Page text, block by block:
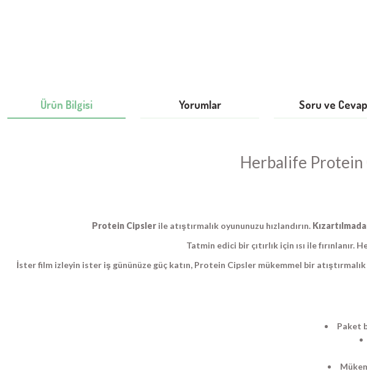
Ürün Bilgisi Yorumlar Soru ve Cevap
Herbalife Protein
Protein Cipslerile atıştırmalık oyununuzu hızlandırın.
Tatmin edici bir çıtırlık için ısı ile
İster film izleyin ister iş gününüze güç katın, Protein Cipsler mükemmel bir
Paket